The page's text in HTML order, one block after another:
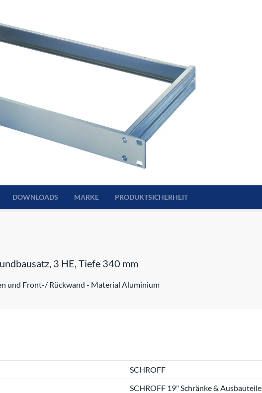
DOWNLOADS MARKE PRODUKTSICHERHEIT
3 HE, Tiefe 340 mm
und Front-/ Rückwand - Material Aluminium
SCHROFF
SCHROFF 19" Schränke & Ausbauteile